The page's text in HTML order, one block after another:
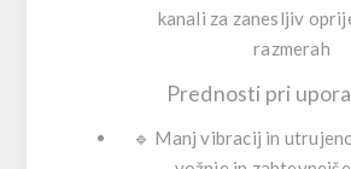
kanali za zanesljiv
razmerah
Prednosti pri
🔹 Manj vibracij in